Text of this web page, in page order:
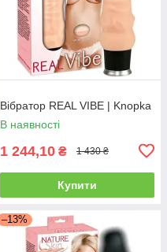
Вібратор REAL VIBE | Knopka
В наявності
1 244,10 ₴ 1 430 ₴
Купити
–13%